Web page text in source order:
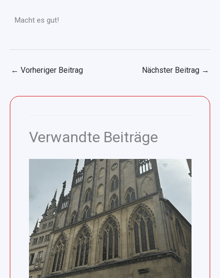
Macht es gut!
← Vorheriger Beitrag Nächster Beitrag →
Verwandte Beiträge